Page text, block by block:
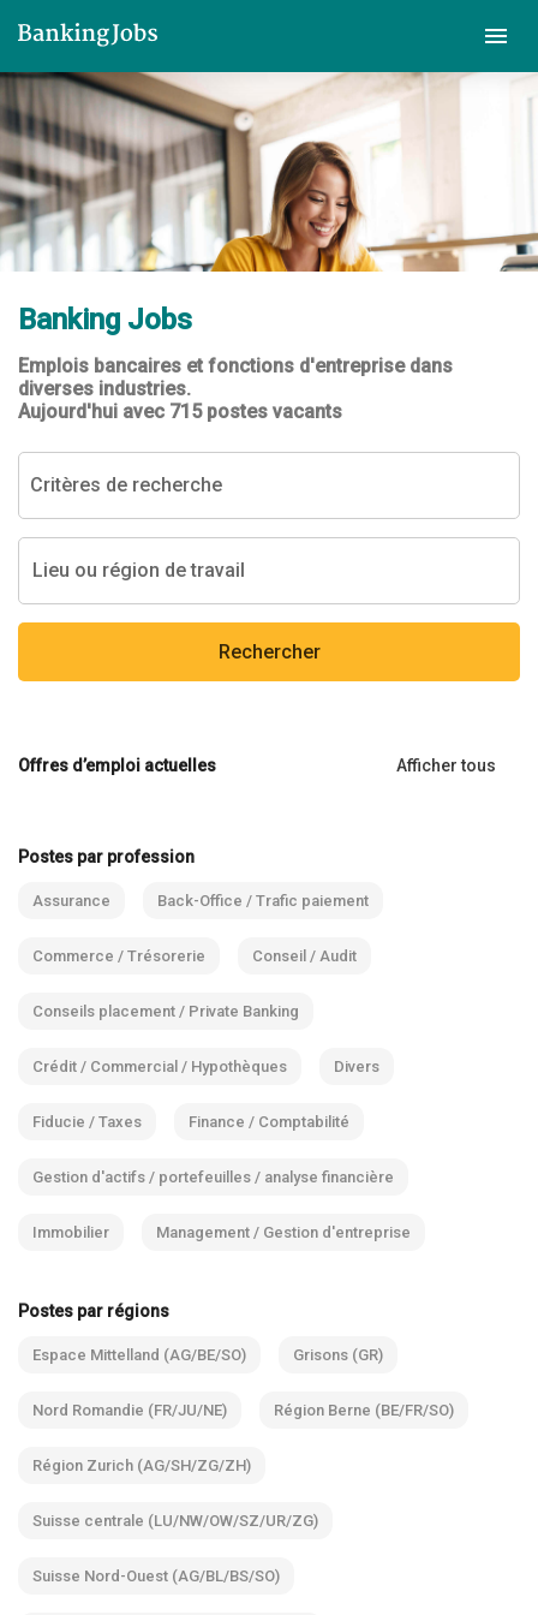
Banking Jobs
Emplois bancaires et fonctions d'entreprise dans
diverses industries.
Aujourd'hui avec 715 postes vacants
Critères de recherche
Rechercher
Offres d’emploi actuelles Afficher tous
Postes par profession
Assurance Back-Office / Trafic paiement
Commerce / Trésorerie Conseil / Audit
Conseils placement / Private Banking
Crédit / Commercial / Hypothèques Divers
Fiducie / Taxes Finance / Comptabilité
Gestion d'actifs / portefeuilles / analyse financière
Immobilier Management / Gestion d'entreprise
Postes par régions
Espace Mittelland (AG/BE/SO) Grisons (GR)
Nord Romandie (FR/JU/NE) Région Berne (BE/FR/SO)
Région Zurich (AG/SH/ZG/ZH)
Suisse centrale (LU/NW/OW/SZ/UR/ZG)
Suisse Nord-Ouest (AG/BL/BS/SO)